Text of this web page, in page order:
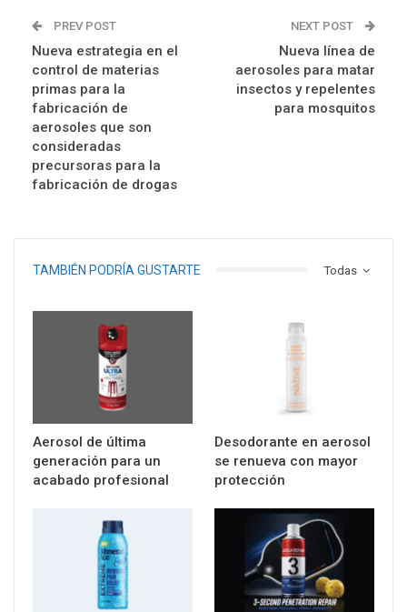
PREV POST
Nueva estrategia en el
control de materias
primas para la
fabricación de
aerosoles que son
consideradas
precursoras para la
fabricación de drogas
NEXT POST
Nueva línea de
aerosoles para matar
insectos y repelentes
para mosquitos
Todas
TAMBIÉN PODRÍA GUSTARTE
Aerosol de última
generación para un
acabado profesional
Desodorante en aerosol
se renueva con mayor
protección